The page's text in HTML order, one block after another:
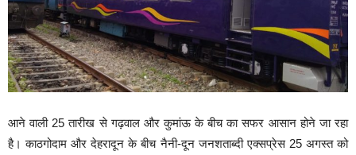
आने वाली 25 तारीख से गढ़वाल और कुमांऊ के बीच का सफर आसान होने जा रहा
है। काठगोदाम और देहरादून के बीच नैनी-दून जनशताब्दी एक्सप्रेस 25 अगस्त को